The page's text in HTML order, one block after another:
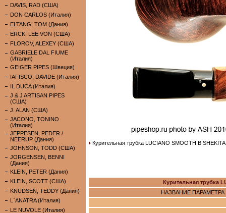
DAVIS, RAD (США)
DON CARLOS (Италия)
ELTANG, TOM (Дания)
ERCK, LEE VON (США)
FLOROV, ALEXEY (США)
GABRIELE DAL FIUME
(Италия)
GEIGER PIPES (Швеция)
IAFISCO, DAVIDE (Италия)
IL DUCA (Италия)
J & J ARTISAN PIPES
(США)
J. ALAN (США)
JACONO, TONINO
(Италия)
JEPPESEN, PEDER /
NEERUP (Дания)
JOHNSON, TODD (США)
JORGENSEN, BENNI
(Дания)
KLEIN, PETER (Дания)
KLEIN, SCOTT (США)
KNUDSEN, TEDDY (Дания)
L`ANATRA (Италия)
LE NUVOLE (Италия)
Курительная трубка LUCIANO SMOOTH B
Курительная трубка
НАЗВАНИЕ ПАРАМЕТРА